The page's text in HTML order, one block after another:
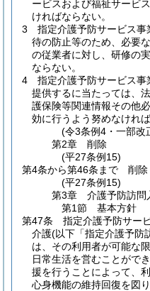
ービスおよび福祉サービ
ければならない。
3
指定介護予防サービス
待の防止等のため、必要
の従業者に対し、研修の
ならない。
4
指定介護予防サービス
提供するに当たっては、
護保険等関連情報その他
効に行うよう努めなければ
(令3条例4・一部改
第2章
削除
(平27条例15)
第4条から第46条まで
削除
(平27条例15)
第3章
介護予防訪問
第1節
基本方針
第47条
指定介護予防サー
介護(以下「指定介護予防
は、その利用者が可能な
日常生活を営むことがで
援を行うことによって、
心身機能の維持回復を図